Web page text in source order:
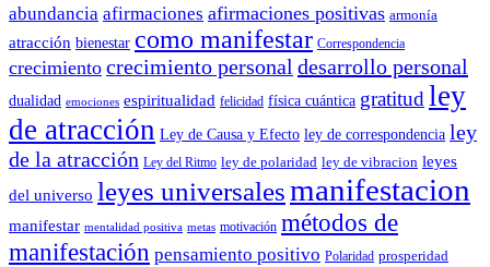
abundancia afirmaciones afirmaciones positivas armonía
atracción bienestar como manifestar Correspondencia
crecimiento crecimiento personal desarrollo personal
dualidad emociones espiritualidad felicidad física cuántica gratitud ley
de atracción Ley de Causa y Efecto ley de correspondencia ley
de la atracción Ley del Ritmo ley de polaridad ley de vibracion leyes
del universo leyes universalesmanifestacion
manifestar mentalidad positiva metas motivación métodos de
manifestación pensamiento positivo Polaridad prosperidad